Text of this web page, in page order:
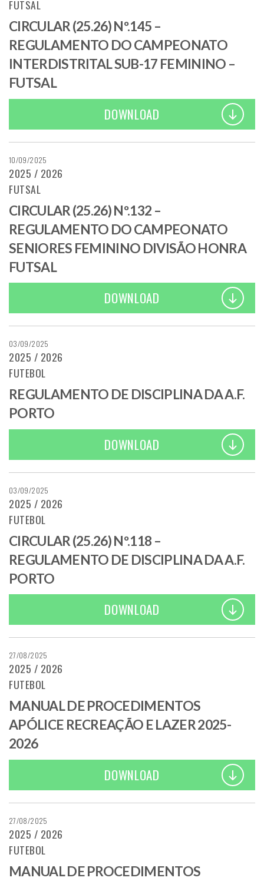
FUTSAL
CIRCULAR (25.26) Nº.145 –
REGULAMENTO DO CAMPEONATO
INTERDISTRITAL SUB-17 FEMININO –
FUTSAL
DOWNLOAD
10/09/2025
2025 / 2026
FUTSAL
CIRCULAR (25.26) Nº.132 –
REGULAMENTO DO CAMPEONATO
SENIORES FEMININO DIVISÃO HONRA
FUTSAL
DOWNLOAD
03/09/2025
2025 / 2026
FUTEBOL
REGULAMENTO DE DISCIPLINA DA A.F.
PORTO
DOWNLOAD
03/09/2025
2025 / 2026
FUTEBOL
CIRCULAR (25.26) Nº.118 –
REGULAMENTO DE DISCIPLINA DA A.F.
PORTO
DOWNLOAD
27/08/2025
2025 / 2026
FUTEBOL
MANUAL DE PROCEDIMENTOS
APÓLICE RECREAÇÃO E LAZER 2025-
2026
DOWNLOAD
27/08/2025
2025 / 2026
FUTEBOL
MANUAL DE PROCEDIMENTOS